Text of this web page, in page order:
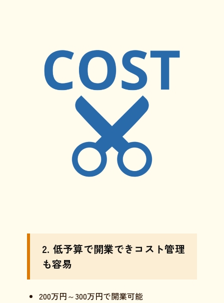
2. 低予算で開業できコスト管理
も容易
200万円～300万円で開業可能